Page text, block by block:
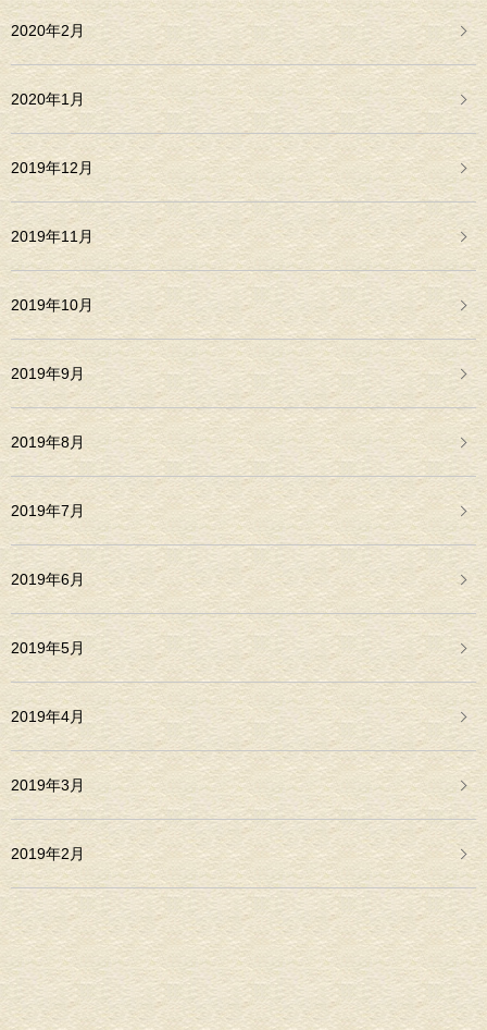
2020年2月
2020年1月
2019年12月
2019年11月
2019年10月
2019年9月
2019年8月
2019年7月
2019年6月
2019年5月
2019年4月
2019年3月
2019年2月